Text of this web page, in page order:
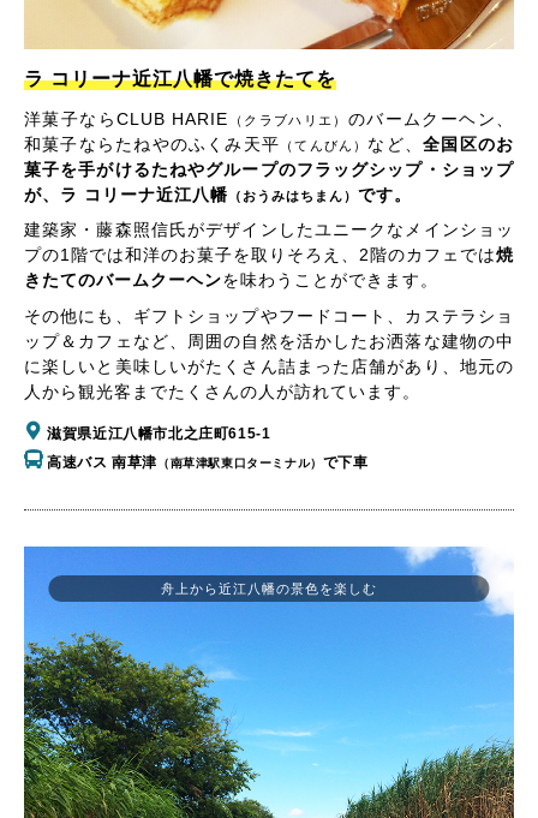
ラ コリーナ近江八幡で焼きたてを
洋菓子ならCLUB HARIE （クラブハリエ） のバームクーヘン、
和菓子ならたねやのふくみ天平 （てんびん） など、全国区のお
菓子を手がけるたねやグループのフラッグシップ・ショップ
が、ラ コリーナ近江八幡 （おうみはちまん） です。
建築家・藤森照信氏がデザインしたユニークなメインショッ
プの1階では和洋のお菓子を取りそろえ、2階のカフェでは焼
きたてのバームクーヘンを味わうことができます。
その他にも、ギフトショップやフードコート、カステラショ
ップ＆カフェなど、周囲の自然を活かしたお洒落な建物の中
に楽しいと美味しいがたくさん詰まった店舗があり、地元の
人から観光客までたくさんの人が訪れています。
滋賀県近江八幡市北之庄町615-1
高速バス 南草津 （南草津駅東口ターミナル） で下車
舟上から近江八幡の景色を楽しむ